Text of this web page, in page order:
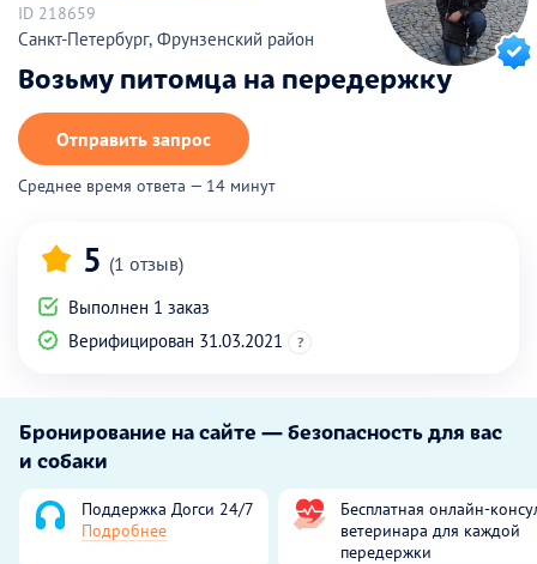
ID 218659
Санкт-Петербург, Фрунзенский район
Возьму питомца на передержку
Отправить запрос
Среднее время ответа — 14 минут
5 (1 отзыв)
Выполнен 1 заказ
Верифицирован 31.03.2021
?
Бронирование на сайте — безопасность для вас
и собаки
Поддержка Догси 24/7
Подробнее
Бесплатная онлайн-
ветеринара для каждой
передержки